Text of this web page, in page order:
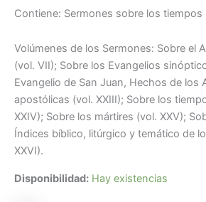
Contiene: Sermones sobre los tiempos
Volúmenes de los Sermones: Sobre el
(vol. VII); Sobre los Evangelios
Evangelio de San Juan, Hechos de los
apostólicas (vol. XXIII); Sobre los
XXIV); Sobre los mártires (vol. XXV);
Índices bíblico, litúrgico y temático de
XXVI).
Disponibilidad: Hay existencias